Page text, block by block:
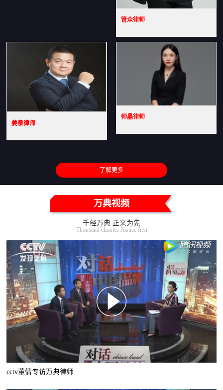
管众律师
姜泉律师
师晶律师
了解更多
万典视频
千经万典 正义为先
Thousand classics Justice first
cctv董倩专访万典律师